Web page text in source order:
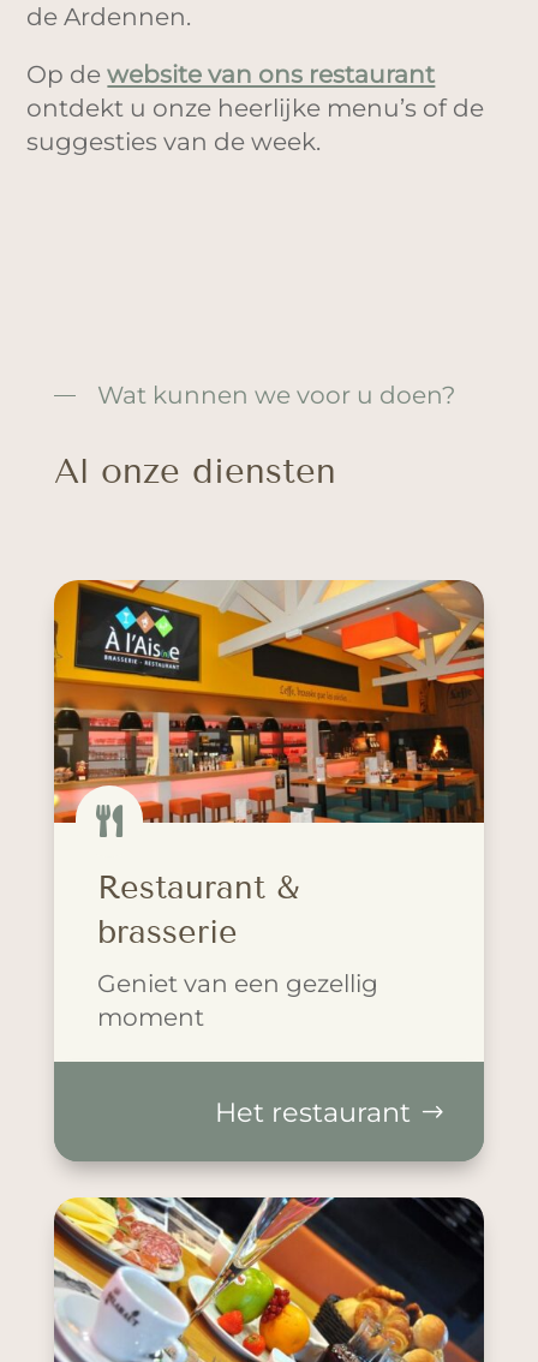
de Ardennen.
Op dewebsite van ons restaurant
ontdekt u onze heerlijke menu’s of de
suggesties van de week.
Wat kunnen we voor u doen?
Al onze diensten

Restaurant &
brasserie
Geniet van een gezellig
moment
Het restaurant